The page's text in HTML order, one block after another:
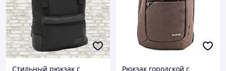
Стильный рюкзак с
Рюкзак городской с